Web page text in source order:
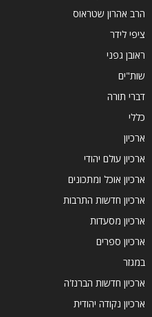
הרב אהרון שטראוס
ציפי לידר
ראובן גפני
שות"ים
דברי תורה
כללי
ארכיון
ארכיון עולם יהודי
ארכיון אוכל ומתכונים
ארכיון חדשות התרבות
ארכיון מסעדות
ארכיון ספרים
במגזר
ארכיון חדשות הברנז'ה
ארכיון נקודה יהודית